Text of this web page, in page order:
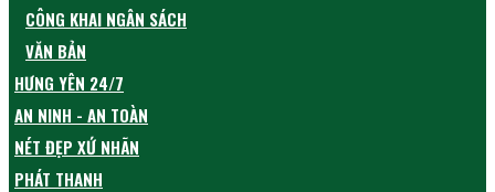
CÔNG KHAI NGÂN SÁCH
VĂN BẢN
HƯNG YÊN 24/7
AN NINH - AN TOÀN
NÉT ĐẸP XỨ NHÃN
PHÁT THANH